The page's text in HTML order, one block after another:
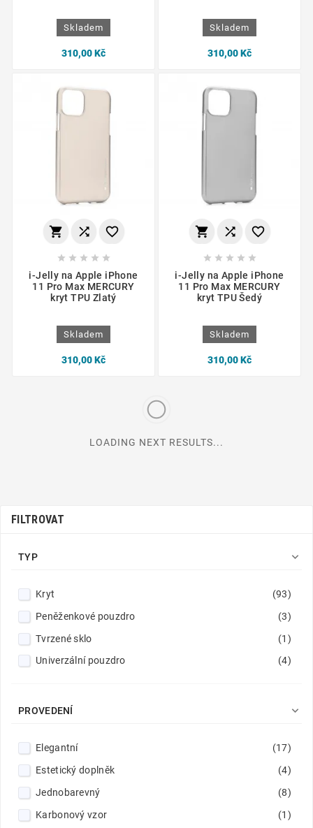
Skladem
310,00 Kč
Skladem
310,00 Kč
  
    
i-Jelly na Apple iPhone
11 Pro Max MERCURY
kryt TPU Zlatý
Skladem
310,00 Kč
  
    
i-Jelly na Apple iPhone
11 Pro Max MERCURY
kryt TPU Šedý
Skladem
310,00 Kč
LOADING NEXT RESULTS...
FILTROVAT
TYP 
Kryt
(93)
Peněženkové pouzdro
(3)
Tvrzené sklo
(1)
Univerzální pouzdro
(4)
PROVEDENÍ 
Elegantní
(17)
Estetický doplněk
(4)
Jednobarevný
(8)
Karbonový vzor
(1)